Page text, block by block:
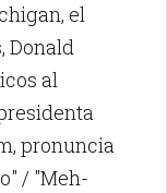
el
Donald
al
pronuncia
/ "Meh-